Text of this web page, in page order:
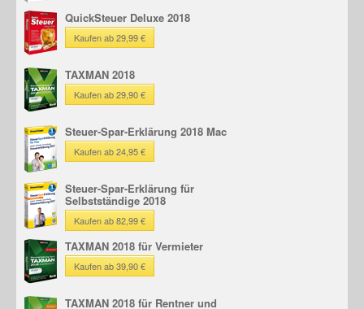
QuickSteuer Deluxe 2018
Kaufen ab 29,99 €
TAXMAN 2018
Kaufen ab 29,90 €
Steuer-Spar-Erklärung 2018 Mac
Kaufen ab 24,95 €
Steuer-Spar-Erklärung für
Selbstständige 2018
Kaufen ab 82,99 €
TAXMAN 2018 für Vermieter
Kaufen ab 39,90 €
TAXMAN 2018 für Rentner und